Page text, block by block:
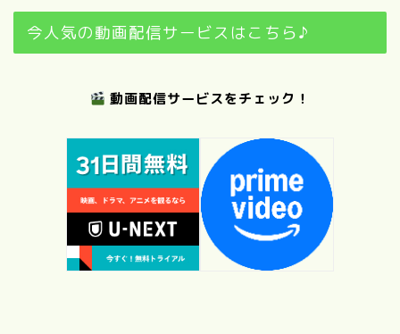
今人気の動画配信サービスはこちら♪
動画配信サービスをチェック！